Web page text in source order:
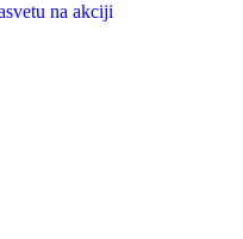
na akciji